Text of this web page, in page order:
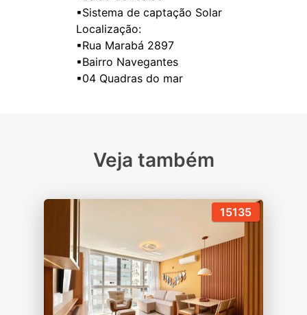
▪Sistema de captação Solar
Localização:
▪Rua Marabá 2897
▪Bairro Navegantes
▪04 Quadras do mar
Veja também
15135